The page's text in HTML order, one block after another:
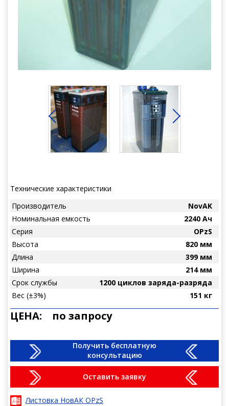
Технические характеристики
Производитель
NovAK
Номинальная емкость
2240 Ач
Серия
OPzS
Высота
820 мм
Длина
399 мм
Ширина
214 мм
Срок службы
1200 циклов заряда-разряда
Вес (±3%)
151 кг
ЦЕНА: по запросу
Получить бесплатную
консультацию
Оставить заявку
Листовка НовАК OPzS